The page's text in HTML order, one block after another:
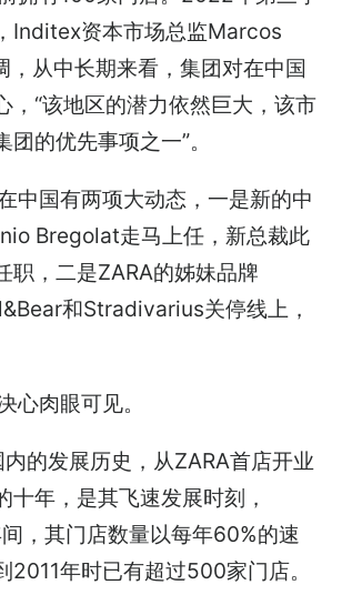
Inditex资本市场总监Marcos
，从中长期来看，集团对在中国
，“该地区的潜力依然巨大，该市
的优先事项之一”。
中国有两项大动态，一是新的中
Bregolat走马上任，新总裁此
职，二是ZARA的姊妹品牌
和Stradivarius关停线上，
心肉眼可见。
的发展历史，从ZARA首店开业
十年，是其飞速发展时刻，
，其门店数量以每年60%的速
2011年时已有超过500家门店。